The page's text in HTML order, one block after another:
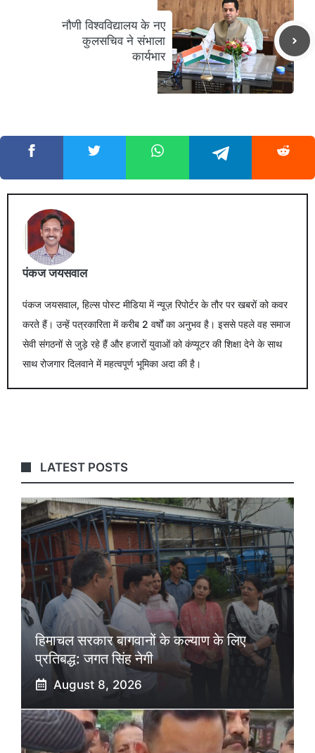
नौणी विश्वविद्यालय के नए
कुलसचिव ने संभाला
कार्यभार
पंकज जयसवाल
पंकज जयसवाल, हिल्स पोस्ट मीडिया में न्यूज़ रिपोर्टर के तौर पर खबरों को कवर
करते हैं। उन्हें पत्रकारिता में करीब 2 वर्षों का अनुभव है। इससे पहले वह समाज
सेवी संगठनों से जुड़े रहे हैं और हजारों युवाओं को कंप्यूटर की शिक्षा देने के साथ
साथ रोजगार दिलवाने में महत्वपूर्ण भूमिका अदा की है।
LATEST POSTS
हिमाचल सरकार बागवानों के कल्याण के लिए
प्रतिबद्ध: जगत सिंह नेगी
August 8, 2026